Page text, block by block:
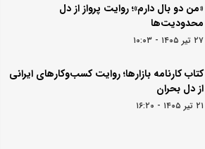
«من دو بال دارم»؛ روایت پرواز از دل
محدودیت‌ها
۲۷ تیر ۱۴۰۵ - ۱۰:۰۳
کتاب کارنامه بازارها؛ روایت کسب‌و‌کارهای ایرانی
از دل بحران
۲۱ تیر ۱۴۰۵ - ۱۶:۲۰